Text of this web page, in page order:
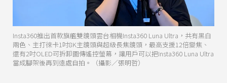
Insta360推出首款旗艦雙鏡頭雲台相機Insta360 Luna Ultra，共有黑白
兩色、主打徠卡1吋8K主鏡頭與超級長焦鏡頭，最高支援12倍變焦、
還有2吋OLED可拆卸圖傳遙控螢幕，讓用戶可以把Insta360 Luna Ultra
當成腳架後再到遠處自拍。（攝影／張明哲）